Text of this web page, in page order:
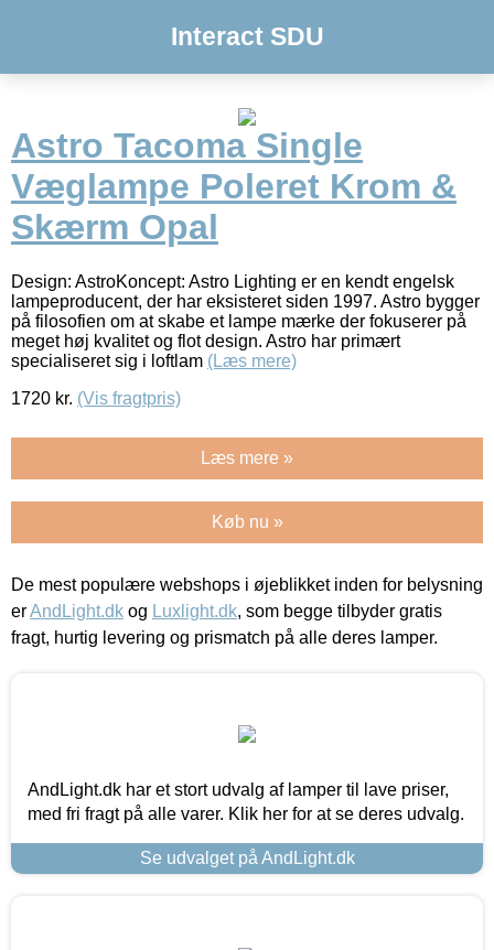
Interact SDU
Astro Tacoma Single
Væglampe Poleret Krom &
Skærm Opal
Design: AstroKoncept: Astro Lighting er en kendt engelsk
lampeproducent, der har eksisteret siden 1997. Astro bygger
på filosofien om at skabe et lampe mærke der fokuserer på
meget høj kvalitet og flot design. Astro har primært
specialiseret sig i loftlam (Læs mere)
1720 kr. (Vis fragtpris)
Læs mere »
Køb nu »
De mest populære webshops i øjeblikket inden for belysning
erAndLight.dk og Luxlight.dk, som begge tilbyder gratis
fragt, hurtig levering og prismatch på alle deres lamper.
AndLight.dk har et stort udvalg af lamper til lave priser,
med fri fragt på alle varer. Klik her for at se deres udvalg.
Se udvalget på AndLight.dk